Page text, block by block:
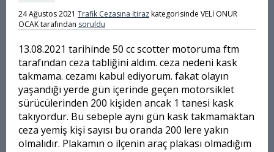
24 Ağustos 2021 Trafik Cezasına İtirazkategorisinde VELİ ONUR
OCAKtarafından soruldu
13.08.2021 tarihinde 50 cc scotter motoruma ftm
tarafından ceza tabliğini aldım. ceza nedeni kask
takmama. cezamı kabul ediyorum. fakat olayın
yaşandığı yerde gün içerinde geçen motorsiklet
sürücülerinden 200 kişiden ancak 1 tanesi kask
takıyordur. Bu sebeple aynı gün kask takmamaktan
ceza yemiş kişi sayısı bu oranda 200 lere yakın
olmalıdır. Plakamın o ilçenin araç plakası olmadığım